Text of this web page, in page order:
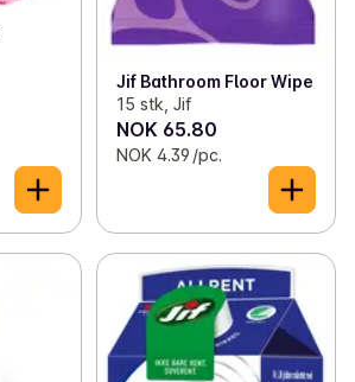
Jif Bathroom Floor Wipe
15 stk, Jif
NOK 65.80
NOK 4.39 /pc.